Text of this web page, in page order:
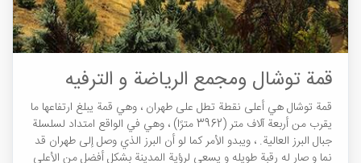
قمة توشال ومجمع الرياضة و الترفيه
قمة توشال هي أعلى نقطة تطل على طهران ، وهي قمة يبلغ ارتفاعها ما
يقرب من أربعة آلاف متر (3962 مترًا) ، وهي في الواقع امتداد لسلسلة
جبال البرز العالية. ، ويبدو الأمر كما لو أن البرز الذي وصل إلى طهران قد
نما و صار له رقبة طويله و يسعي لرؤية المدينة بشكل أفضل من الأعلى